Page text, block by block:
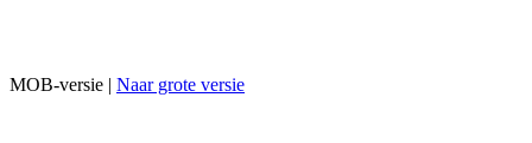
MOB-versie | Naar grote versie